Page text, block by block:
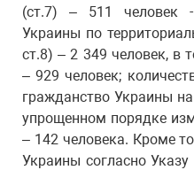
(ст.7) – 511 человек -
Украины по
ст.8) – 2 349 человек, в
– 929 человек;
гражданство Украины
упрощенном порядке
– 142 человека. Кроме
Украины согласно